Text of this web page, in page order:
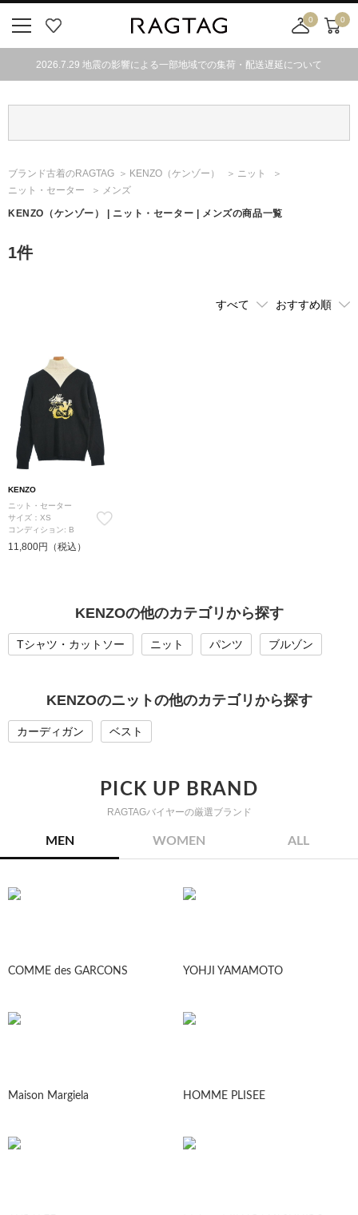
気
0
舗
カ
0
2026.7.29 地震の影響による一部地域での集荷・配送遅延について
ブランド古着のRAGTAG KENZO （ケンゾー）
ニット
ニット・セーター
メンズ
KENZO （ケンゾー） | ニット・セーター | メンズの商品一覧
1件
KENZO
ニット・セーター
サイズ：XS
コンディション: B
11,800円（税込）
KENZOの他のカテゴリから探す
Tシャツ・カットソー ニット パンツ ブルゾン
KENZOのニットの他のカテゴリから探す
カーディガン ベスト
PICK UP BRAND
RAGTAGバイヤーの厳選ブランド
MEN WOMEN ALL
COMME des GARCONS YOHJI YAMAMOTO
Maison Margiela HOMME PLISEE